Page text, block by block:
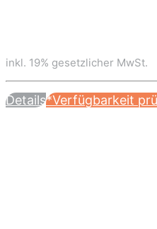
inkl. 19% gesetzlicher MwSt.
Details*Verfügbarkeit